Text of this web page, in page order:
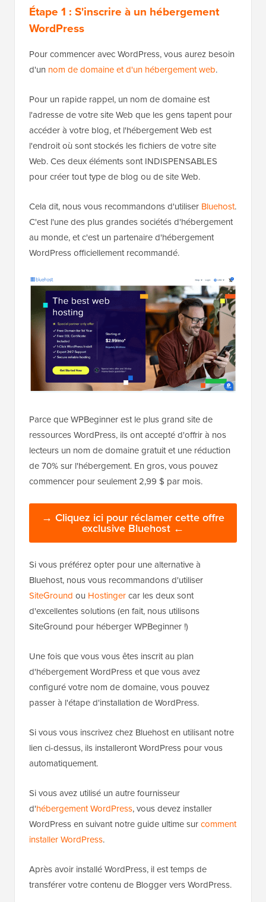
Étape 1 : S'inscrire à un hébergement
WordPress
Pour commencer avec WordPress, vous aurez besoin
d'un nom de domaine et d'un hébergement web.
Pour un rapide rappel, un nom de domaine est
l'adresse de votre site Web que les gens tapent pour
accéder à votre blog, et l'hébergement Web est
l'endroit où sont stockés les fichiers de votre site
Web. Ces deux éléments sont INDISPENSABLES
pour créer tout type de blog ou de site Web.
Cela dit, nous vous recommandons d'utiliser Bluehost.
C'est l'une des plus grandes sociétés d'hébergement
au monde, et c'est un partenaire d'hébergement
WordPress officiellement recommandé.
Parce que WPBeginner est le plus grand site de
ressources WordPress, ils ont accepté d'offrir à nos
lecteurs un nom de domaine gratuit et une réduction
de 70% sur l'hébergement. En gros, vous pouvez
commencer pour seulement 2,99 $ par mois.
→ Cliquez ici pour réclamer cette offre
exclusive Bluehost ←
Si vous préférez opter pour une alternative à
Bluehost, nous vous recommandons d'utiliser
SiteGround ou Hostingercar les deux sont
d'excellentes solutions (en fait, nous utilisons
SiteGround pour héberger WPBeginner !)
Une fois que vous vous êtes inscrit au plan
d'hébergement WordPress et que vous avez
configuré votre nom de domaine, vous pouvez
passer à l'étape d'installation de WordPress.
Si vous vous inscrivez chez Bluehost en utilisant notre
lien ci-dessus, ils installeront WordPress pour vous
automatiquement.
Si vous avez utilisé un autre fournisseur
d'hébergement WordPress, vous devez installer
WordPress en suivant notre guide ultime surcomment
installer WordPress.
Après avoir installé WordPress, il est temps de
transférer votre contenu de Blogger vers WordPress.